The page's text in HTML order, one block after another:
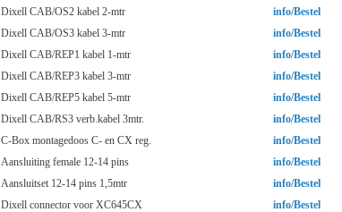
Dixell CAB/OS2 kabel 2-mtr
info/Bestel
Dixell CAB/OS3 kabel 3-mtr
info/Bestel
Dixell CAB/REP1 kabel 1-mtr
info/Bestel
Dixell CAB/REP3 kabel 3-mtr
info/Bestel
Dixell CAB/REP5 kabel 5-mtr
info/Bestel
Dixell CAB/RS3 verb.kabel 3mtr.
info/Bestel
C-Box montagedoos C- en CX reg.
info/Bestel
Aansluiting female 12-14 pins
info/Bestel
Aansluitset 12-14 pins 1,5mtr
info/Bestel
Dixell connector voor XC645CX
info/Bestel